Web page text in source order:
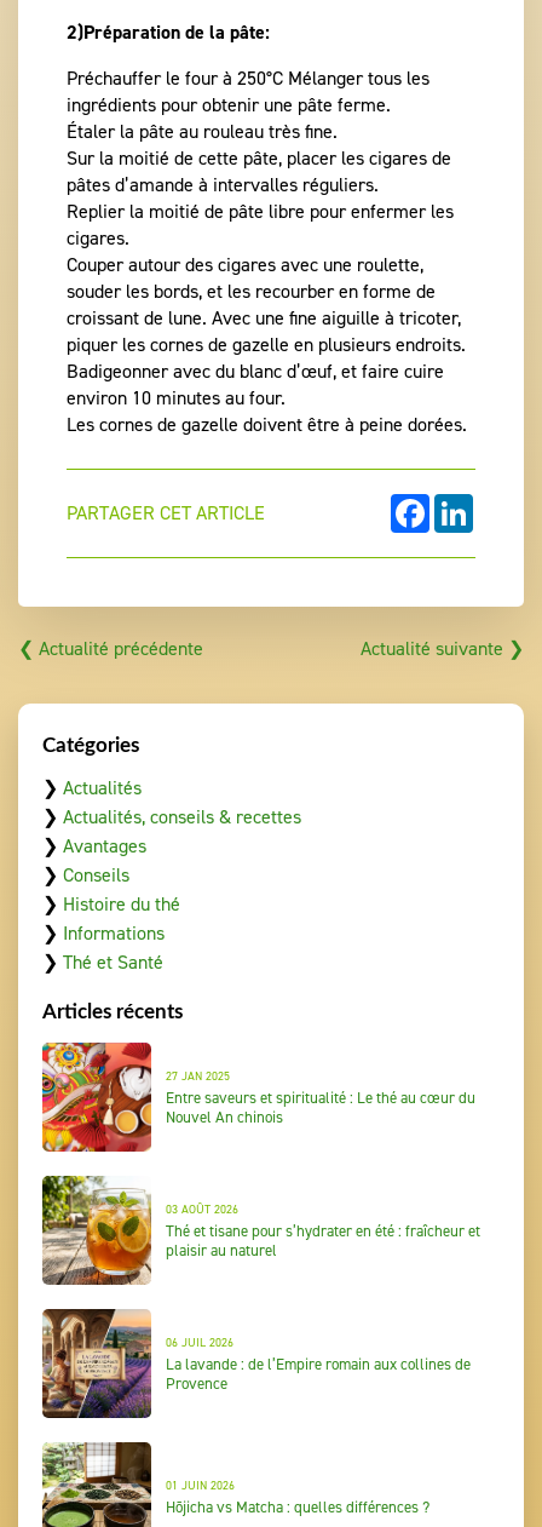
2)Préparation de la pâte:
Préchauffer le four à 250°C Mélanger tous les
ingrédients pour obtenir une pâte ferme.
Étaler la pâte au rouleau très fine.
Sur la moitié de cette pâte, placer les cigares de
pâtes d’amande à intervalles réguliers.
Replier la moitié de pâte libre pour enfermer les
cigares.
Couper autour des cigares avec une roulette,
souder les bords, et les recourber en forme de
croissant de lune. Avec une fine aiguille à tricoter,
piquer les cornes de gazelle en plusieurs endroits.
Badigeonner avec du blanc d’œuf, et faire cuire
environ 10 minutes au four.
Les cornes de gazelle doivent être à peine dorées.
PARTAGER CET ARTICLE FACEBOOK
❮ Actualité précédente Actualité suivante ❯
Catégories
❯ Actualités
❯ Actualités, conseils & recettes
❯ Avantages
❯ Conseils
❯ Histoire du thé
❯ Informations
❯ Thé et Santé
Articles récents
27 JAN 2025
Entre saveurs et spiritualité : Le thé au cœur du
Nouvel An chinois
03 AOÛT 2026
Thé et tisane pour s’hydrater en été : fraîcheur et
plaisir au naturel
06 JUIL 2026
La lavande : de l’Empire romain aux collines de
Provence
01 JUIN 2026
Hōjicha vs Matcha : quelles différences ?